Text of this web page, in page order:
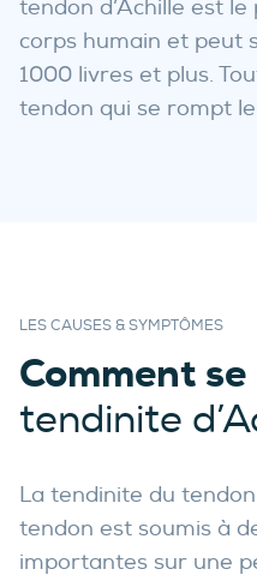
tendon d’Achille est
corps humain et peut
1000 livres et plus.
tendon qui se rompt
LES CAUSES & SYMPTÔMES
Comment
tendinite
La tendinite du
tendon est soumis à
importantes sur une